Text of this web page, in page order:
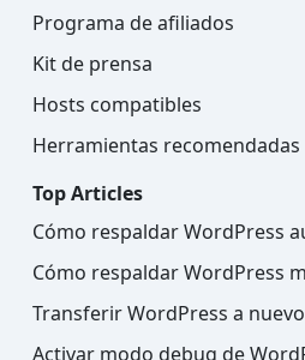
Programa de afiliados
Kit de prensa
Hosts compatibles
Herramientas recomendadas
Top Articles
Cómo respaldar WordPress
Cómo respaldar WordPress
Transferir WordPress a
Activar modo debug de